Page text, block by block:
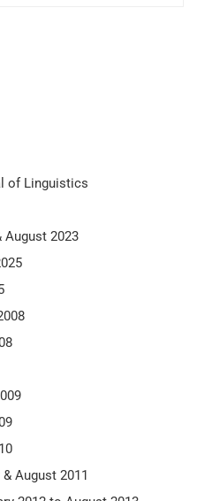
of Linguistics
August 2023
August 2011